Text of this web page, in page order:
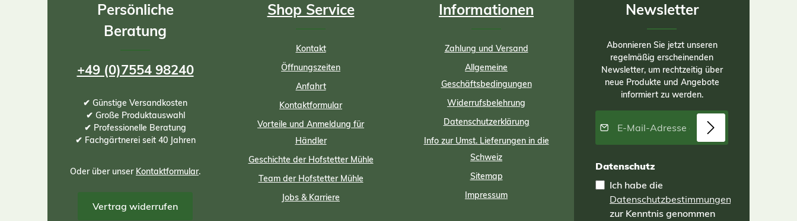
Persönliche
Beratung
+49 (0)7554 98240
✔ Günstige Versandkosten
✔ Große Produktauswahl
✔ Professionelle Beratung
✔ Fachgärtnerei seit 40 Jahren
Oder über unser Kontaktformular.
Vertrag widerrufen
Shop Service
Kontakt
Öffnungszeiten
Anfahrt
Kontaktformular
Vorteile und Anmeldung für
Händler
Geschichte der Hofstetter Mühle
Team der Hofstetter Mühle
Jobs & Karriere
Informationen
Zahlung und Versand
Allgemeine
Geschäftsbedingungen
Widerrufsbelehrung
Datenschutzerklärung
Info zur Umst. Lieferungen in die
Schweiz
Sitemap
Impressum
Newsletter
Abonnieren Sie jetzt unseren
regelmäßig erscheinenden
Newsletter, um rechtzeitig über
neue Produkte und Angebote
informiert zu werden.
E-Mail-Adresse*
Datenschutz
Ich habe die
Datenschutzbestimmungen
zur Kenntnis genommen